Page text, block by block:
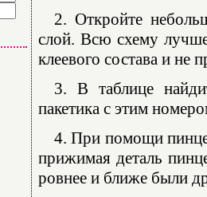
2. Откройте
слой. Всю схему
клеевого состава и не
3. В таблице
пакетика с этим
4. При помощи
прижимая деталь
ровнее и ближе были